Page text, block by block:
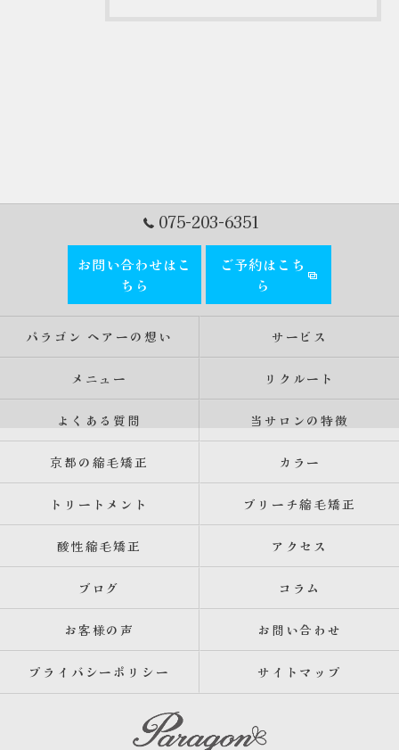
075-203-6351
お問い合わせはこ
ちら
ご予約はこち
ら
パラゴン ヘアーの想い サービス
メニュー リクルート
よくある質問 当サロンの特徴
京都の縮毛矯正 カラー
トリートメント ブリーチ縮毛矯正
酸性縮毛矯正 アクセス
ブログ コラム
お客様の声 お問い合わせ
プライバシーポリシー サイトマップ